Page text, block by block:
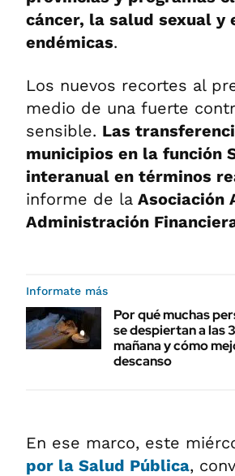
cáncer, la salud sexual
endémicas.
Los nuevos recortes al
medio de una fuerte
sensible. Las
municipios en la función
interanual en términos
informe de la Asociación
Administración
Informate más
Por qué muchas
se despiertan a las
mañana y cómo
descanso
En ese marco, este
por la Salud Pública,